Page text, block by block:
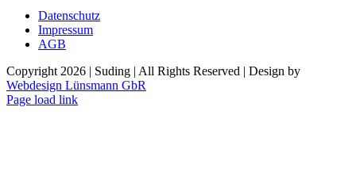
Datenschutz
Impressum
AGB
Copyright 2026 | Suding | All Rights Reserved | Design by
Webdesign Lünsmann GbR
Page load link